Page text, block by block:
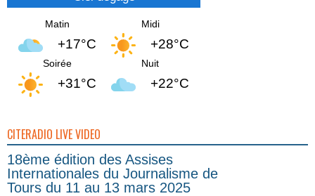
Matin
+17°C
Midi
+28°C
Soirée
+31°C
Nuit
+22°C
CITERADIO LIVE VIDEO
18ème édition des Assises
Internationales du Journalisme de
Tours du 11 au 13 mars 2025